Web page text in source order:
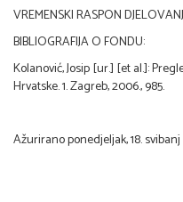
VREMENSKI RASPON
BIBLIOGRAFIJA O FONDU:
Kolanović, Josip [ur.] [et al.]:
Hrvatske. 1. Zagreb, 2006., 985.
Ažurirano ponedjeljak, 18. svibanj